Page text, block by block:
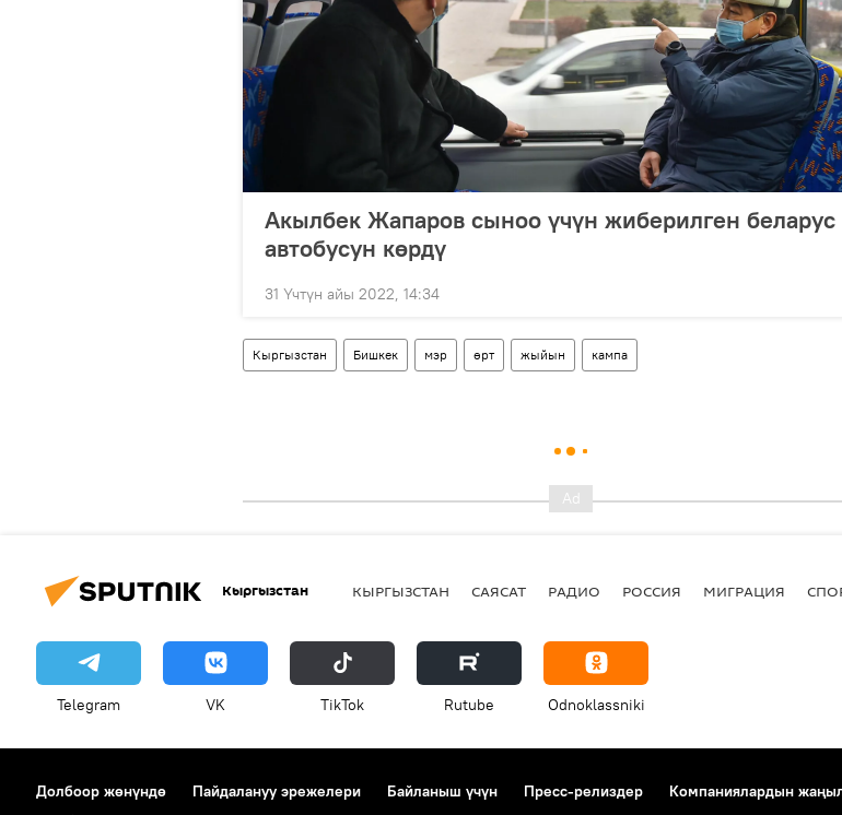
Акылбек Жапаров сыноо үчүн жиберилген беларус
автобусун көрдү
31 Үчтүн айы 2022, 14:34
Кыргызстан Бишкек мэр өрт жыйын кампа
Кыргызстан КЫРГЫЗСТАН САЯСАТ РАДИО РОССИЯ МИГРАЦИЯ
Telegram VK ТikТоk Rutube Odnoklassniki
Долбоор жөнүндө Пайдалануу эрежелери Байланыш үчүн Пресс-релиздер Компаниялардын